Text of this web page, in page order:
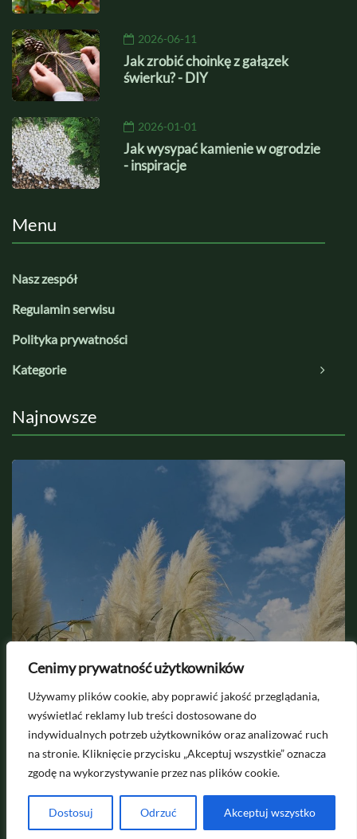
Cenimy prywatność użytkowników
Używamy plików cookie, aby poprawić jakość przeglądania,
wyświetlać reklamy lub treści dostosowane do
indywidualnych potrzeb użytkowników oraz analizować ruch
na stronie. Kliknięcie przycisku „Akceptuj wszystkie” oznacza
zgodę na wykorzystywanie przez nas plików cookie.
Dostosuj Odrzuć Akceptuj wszystko
2026-06-11
Jak zrobić choinkę z gałązek
świerku? - DIY
2026-01-01
Jak wysypać kamienie w ogrodzie
- inspiracje
Menu
Nasz zespół
Regulamin serwisu
Polityka prywatności
Kategorie
Najnowsze
Dlaczego trawa pampasowa nie
kwitnie? Pełny przewodnik
Pytania i współpraca na
kontakt@egardenion.pl